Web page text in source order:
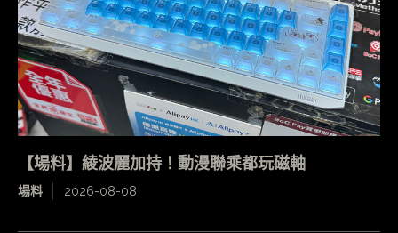
【場料】綾波麗加持！動漫聯乘都玩磁軸
場料 2026-08-08